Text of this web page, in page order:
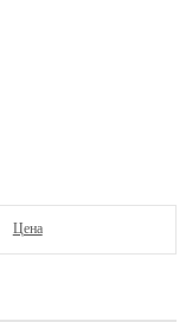
Цена